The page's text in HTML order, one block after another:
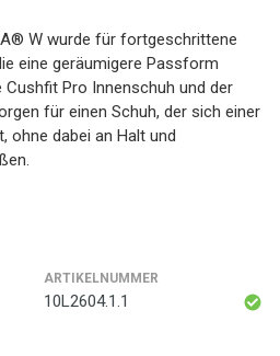
W wurde für fortgeschrittene
eine geräumigere Passform
Cushfit Pro Innenschuh und der
für einen Schuh, der sich einer
ohne dabei an Halt und
ARTIKELNUMMER
10L2604.1.1